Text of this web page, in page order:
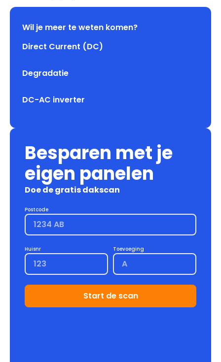
Wil je meer te weten komen?
Direct Current (DC)
Degradatie
DC-AC inverter
Besparen met je
eigen panelen
Doe de gratis dakscan
Postcode
Huisnr Toevoeging
Start de scan